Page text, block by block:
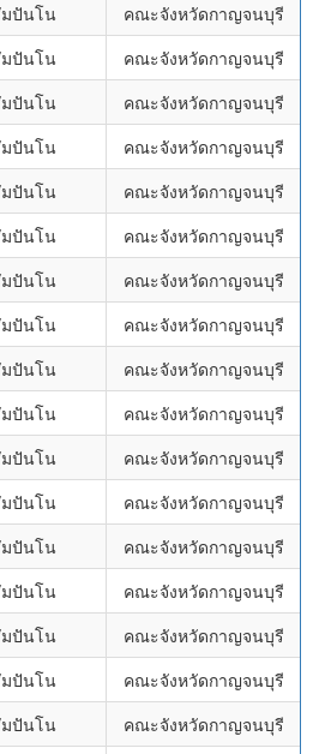
ปันโน
คณะจังหวัดกาญจนบุรี
ปันโน
คณะจังหวัดกาญจนบุรี
ปันโน
คณะจังหวัดกาญจนบุรี
ปันโน
คณะจังหวัดกาญจนบุรี
ปันโน
คณะจังหวัดกาญจนบุรี
ปันโน
คณะจังหวัดกาญจนบุรี
ปันโน
คณะจังหวัดกาญจนบุรี
ปันโน
คณะจังหวัดกาญจนบุรี
ปันโน
คณะจังหวัดกาญจนบุรี
ปันโน
คณะจังหวัดกาญจนบุรี
ปันโน
คณะจังหวัดกาญจนบุรี
ปันโน
คณะจังหวัดกาญจนบุรี
ปันโน
คณะจังหวัดกาญจนบุรี
ปันโน
คณะจังหวัดกาญจนบุรี
ปันโน
คณะจังหวัดกาญจนบุรี
ปันโน
คณะจังหวัดกาญจนบุรี
ปันโน
คณะจังหวัดกาญจนบุรี